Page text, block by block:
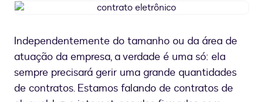
contrato
Independentemente do tamanho ou da área de
atuação da empresa, a verdade é uma só: ela
sempre precisará gerir uma grande quantidades
de contratos. Estamos falando de contratos de